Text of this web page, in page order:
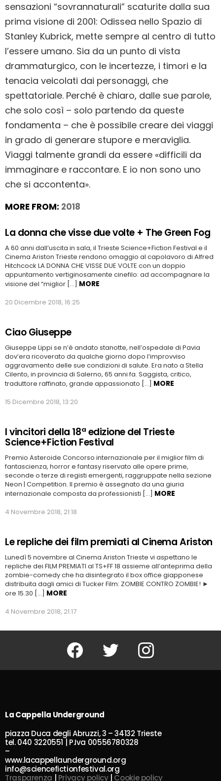
sensazioni “sovrannaturali” scaturite dalla sua
prima visione di 2001: Odissea nello Spazio di
Stanley Kubrick, mette sempre al centro di tutto
l’essere umano. Sia da un punto di vista
drammaturgico, con le incertezze, i timori e la
tenacia veicolati dai personaggi, che
spettatoriale. Perché è chiaro, dalle sue parole,
che solo così – solo partendo da queste
fondamenta – che è possibile creare dei viaggi
in grado di generare stupore e meraviglia.
Viaggi talmente grandi da essere «difficili da
immaginare e raccontare. E io non sono uno
che si accontenta».
MORE FROM: 2018
La donna che visse due volte + The Green Fog
A 60 anni dall’uscita in sala, il Trieste Science+Fiction Festival e il
Cinema Ariston Trieste rendono omaggio al capolavoro di Alfred
Hitchcock LA DONNA CHE VISSE DUE VOLTE con un doppio
appuntamento vertiginosamente cinefilo: ad accompagnare la
visione del “miglior […] MORE
20 Dicembre 2018, 16:25
Ciao Giuseppe
Giuseppe Lippi se n’è andato stanotte, nell’ospedale di Pavia
dov’era ricoverato da qualche giorno dopo l’improvviso
aggravamento delle sue condizioni di salute. Era nato a Stella
Cilento, in provincia di Salerno, 65 anni fa. Saggista, critico,
traduttore raffinato, grande appassionato […] MORE
15 Dicembre 2018, 13:20
I vincitori della 18ª edizione del Trieste
Science+Fiction Festival
Premio Asteroide Concorso internazionale per il miglior film di
fantascienza, horror e fantasy riservato alle opere prime,
seconde o terze di registi emergenti, raggruppate nella sezione
Neon | Competition. Il premio è assegnato da una giuria
internazionale composta da professionisti […] MORE
4 Novembre 2018, 21:18
Le repliche dei film premiati al Cinema Ariston
Lunedì 5 novembre al Cinema Ariston Trieste vi aspettano le
repliche dei FILM PREMIATI al TS+FF 18 assieme all’anteprima della
zombie-comedy che ha disintegrato il box office giapponese
distribuita dagli amici di Tucker Film: ZOMBIE CONTRO ZOMBIE! ►
ore 15.30 […] MORE
4 Novembre 2018, 21:17
Facebook Twitter Instagram
La Cappella Underground
piazza Duca degli Abruzzi, 3 – 34132 Trieste
tel. 040 3220551 | P.Iva 00556780328
–
www.lacappellaunderground.org
info@sciencefictionfestival.org
Trasparenza
Privacy policy| Cookie policy